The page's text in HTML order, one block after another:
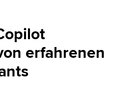
erfahrenen